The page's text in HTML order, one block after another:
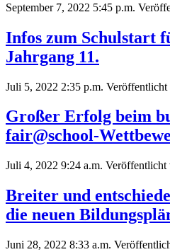
September 7, 2022 5:45 p.m.
Infos zum Schulstart
Jahrgang 11.
Juli 5, 2022 2:35 p.m. Veröffentlicht
Großer Erfolg beim
fair@school-
Juli 4, 2022 9:24 a.m. Veröffentlicht
Breiter und
die neuen
Juni 28, 2022 8:33 a.m.